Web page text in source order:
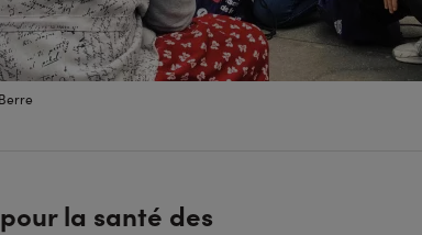
la santé des